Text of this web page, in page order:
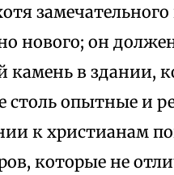
нового; он
камень в здании,
столь опытные и
к христианам
которые не